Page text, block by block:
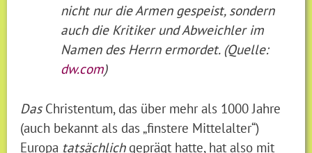
nicht nur die Armen gespeist, sondern
auch die Kritiker und Abweichler im
Namen des Herrn ermordet. (Quelle:
dw.com)
DasChristentum, das über mehr als 1000 Jahre
(auch bekannt als das „finstere Mittelalter“)
Europa tatsächlichgeprägt hatte, hat also mit